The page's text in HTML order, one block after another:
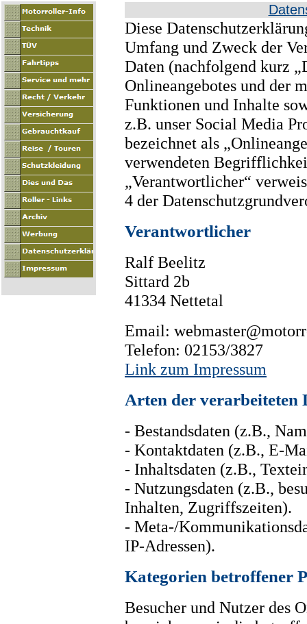
Diese
Umfang und Zweck der
Daten (nachfolgend kurz
Onlineangebotes und der
Funktionen und Inhalte
z.B. unser Social Media
bezeichnet als
verwendeten
„Verantwortlicher“
4 der
Verantwortlicher
Ralf Beelitz
Sittard 2b
41334 Nettetal
Email:
Telefon: 02153/3827
Link zum Impressum
Arten der verarbeiteten
- Bestandsdaten (z.B.,
- Kontaktdaten (z.B., E-
- Inhaltsdaten (z.B.,
- Nutzungsdaten (z.B.,
Inhalten, Zugriffszeiten).
- Meta-/
IP-Adressen).
Kategorien betroffener
Besucher und Nutzer des